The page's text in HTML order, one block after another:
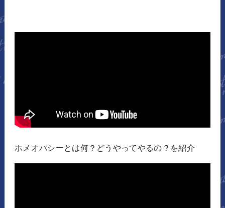
ホメオパシーとは何？どうやってやるの？を紹介